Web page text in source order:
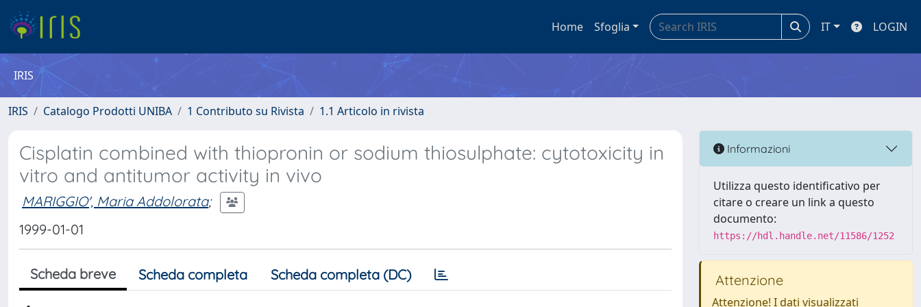
Home Sfoglia IT LOGIN
IRIS
IRIS Catalogo Prodotti UNIBA 1 Contributo su Rivista 1.1 Articolo in rivista
Cisplatin combined with thiopronin or sodium thiosulphate: cytotoxicity in
vitro and antitumor activity in vivo
MARIGGIO', Maria Addolorata;
1999-01-01
Scheda breve Scheda completa Scheda completa (DC)
Informazioni
Utilizza questo identificativo per
citare o creare un link a questo
documento:
https://hdl.handle.net/11586/1252
Attenzione
Attenzione! I dati visualizzati